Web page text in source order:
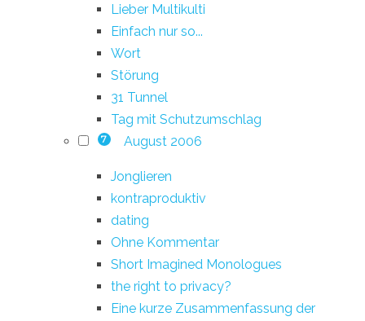
Lieber Multikulti
Einfach nur so...
Wort
Störung
31 Tunnel
Tag mit Schutzumschlag
7 August 2006
Jonglieren
kontraproduktiv
dating
Ohne Kommentar
Short Imagined Monologues
the right to privacy?
Eine kurze Zusammenfassung der